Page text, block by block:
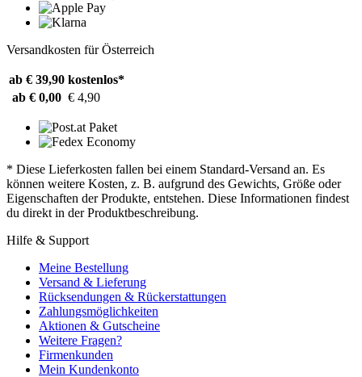
Versandkosten für Österreich
ab € 39,90 kostenlos*
ab € 0,00 € 4,90
* Diese Lieferkosten fallen bei einem Standard-Versand an. Es
können weitere Kosten, z. B. aufgrund des Gewichts, Größe oder
Eigenschaften der Produkte, entstehen. Diese Informationen findest
du direkt in der Produktbeschreibung.
Hilfe & Support
Meine Bestellung
Versand & Lieferung
Rücksendungen & Rückerstattungen
Zahlungsmöglichkeiten
Aktionen & Gutscheine
Weitere Fragen?
Firmenkunden
Mein Kundenkonto